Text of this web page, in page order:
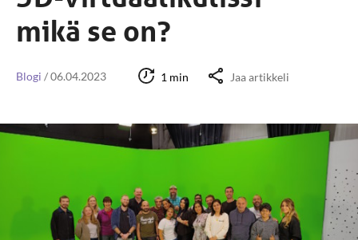
mikä se on?
Blogi /06.04.2023 1 min Jaa artikkeli